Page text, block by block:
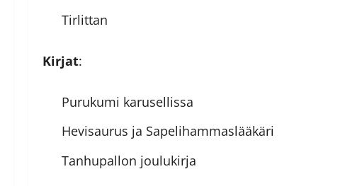
Tirlittan
Kirjat:
Purukumi karusellissa
Hevisaurus ja Sapelihammaslääkäri
Tanhupallon joulukirja